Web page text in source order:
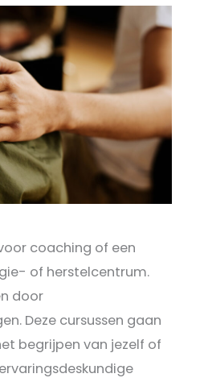
coaching of een
of herstelcentrum.
door
Deze cursussen gaan
begrijpen van jezelf of